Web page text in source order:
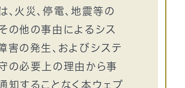
、火災、停電、地震等の
の他の事由によるシス
害の発生、およびシステ
の必要上の理由から事
知することなく本ウェブ